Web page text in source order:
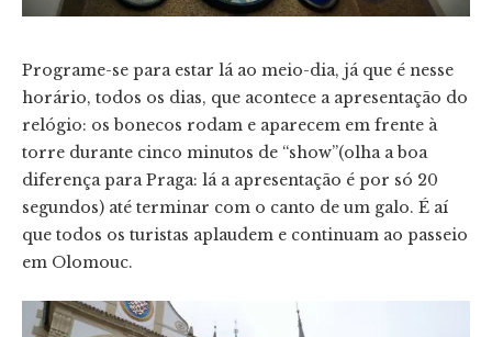
Programe-se para estar lá ao meio-dia, já que é nesse
horário, todos os dias, que acontece a apresentação do
relógio: os bonecos rodam e aparecem em frente à
torre durante cinco minutos de “show”(olha a boa
diferença para Praga: lá a apresentação é por só 20
segundos) até terminar com o canto de um galo. É aí
que todos os turistas aplaudem e continuam ao passeio
em Olomouc.